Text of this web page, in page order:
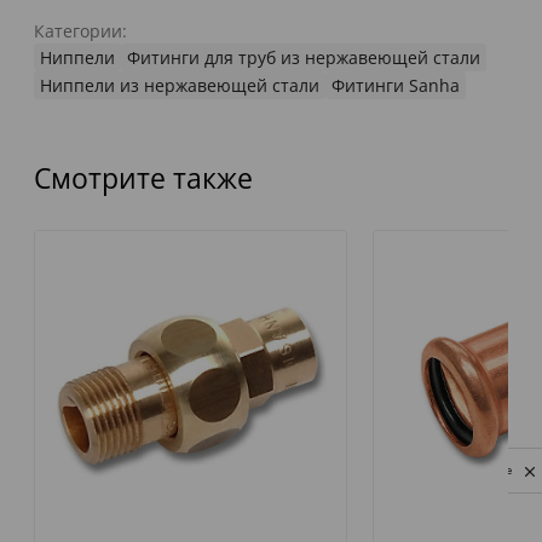
Категории:
Ниппели Фитинги для труб из нержавеющей стали
Ниппели из нержавеющей стали Фитинги Sanha
Смотрите также
Privacy notice